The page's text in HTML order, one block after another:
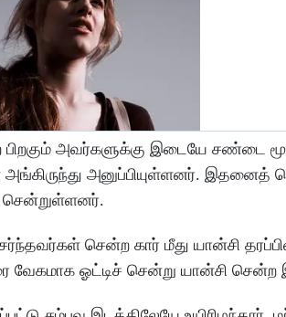
அவர்களுக்கு இடையே சண்டை
அனுப்பியுள்ளனர். இதனைத்
சென்றுள்ளனர்.
சென்ற கார் மீது யான்சி
ஓட்டிச் சென்று யான்சி சென்ற